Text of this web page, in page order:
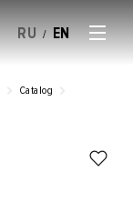
RU / EN
Catalog